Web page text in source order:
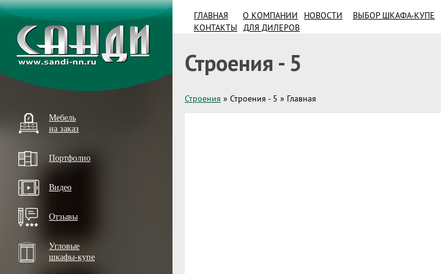
Мебель
на заказ
Портфолио
Видео
Отзывы
Угловые
шкафы-купе
ГЛАВНАЯ О КОМПАНИИ НОВОСТИ ВЫБОР ШКАФА-КУПЕ
КОНТАКТЫ
ДЛЯ ДИЛЕРОВ
Строения - 5
Строения » Строения - 5 » Главная